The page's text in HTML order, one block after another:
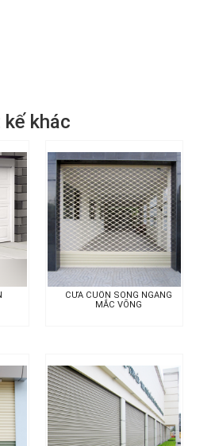
khác
CỬA CUỐN SONG NGANG
MẮC VÕNG